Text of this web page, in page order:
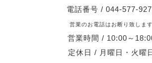
電話番号 / 044-577-
営業のお電話はお断り致します
営業時間 / 10:00～
定休日 / 月曜日・火曜